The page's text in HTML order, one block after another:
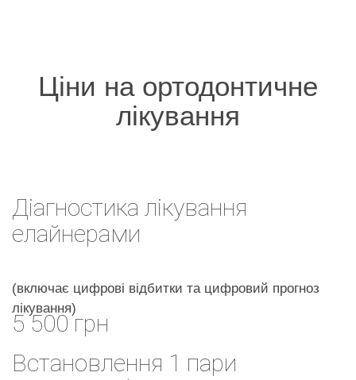
Ціни на ортодонтичне
лікування
Діагностика лікування
елайнерами
5 500 грн
(включає цифрові відбитки та цифровий прогноз
лікування)
Встановлення 1 пари